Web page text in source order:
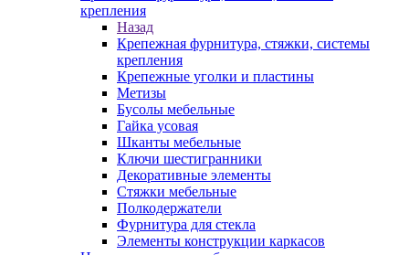
крепления
Назад
Крепежная фурнитура, стяжки, системы
крепления
Крепежные уголки и пластины
Метизы
Бусолы мебельные
Гайка усовая
Шканты мебельные
Ключи шестигранники
Декоративные элементы
Стяжки мебельные
Полкодержатели
Фурнитура для стекла
Элементы конструкции каркасов